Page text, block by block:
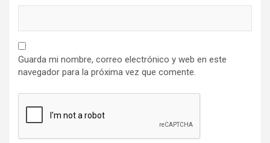
Guarda mi nombre, correo electrónico y web en este
navegador para la próxima vez que comente.